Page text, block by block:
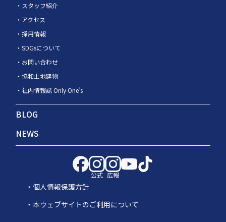
スタッフ紹介
アクセス
採用情報
SDGsについて
お問い合わせ
協和土地建物
社内情報誌 Only One’s
BLOG
NEWS
公式 広報
個人情報保護方針
本ウェブサイトのご利用について